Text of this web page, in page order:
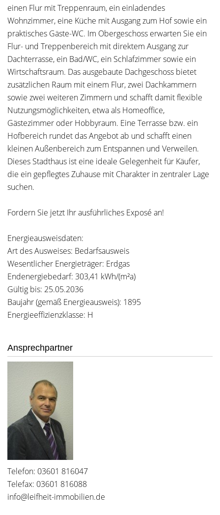
einen Flur mit Treppenraum, ein einladendes
Wohnzimmer, eine Küche mit Ausgang zum Hof sowie ein
praktisches Gäste-WC. Im Obergeschoss erwarten Sie ein
Flur- und Treppenbereich mit direktem Ausgang zur
Dachterrasse, ein Bad/WC, ein Schlafzimmer sowie ein
Wirtschaftsraum. Das ausgebaute Dachgeschoss bietet
zusätzlichen Raum mit einem Flur, zwei Dachkammern
sowie zwei weiteren Zimmern und schafft damit flexible
Nutzungsmöglichkeiten, etwa als Homeoffice,
Gästezimmer oder Hobbyraum. Eine Terrasse bzw. ein
Hofbereich rundet das Angebot ab und schafft einen
kleinen Außenbereich zum Entspannen und Verweilen.
Dieses Stadthaus ist eine ideale Gelegenheit für Käufer,
die ein gepflegtes Zuhause mit Charakter in zentraler Lage
suchen.
Fordern Sie jetzt Ihr ausführliches Exposé an!
Energieausweisdaten:
Art des Ausweises: Bedarfsausweis
Wesentlicher Energieträger: Erdgas
Endenergiebedarf: 303,41 kWh/(m²a)
Gültig bis: 25.05.2036
Baujahr (gemäß Energieausweis): 1895
Energieeffizienzklasse: H
Ansprechpartner
Telefon: 03601 816047
Telefax: 03601 816088
info@leifheit-immobilien.de